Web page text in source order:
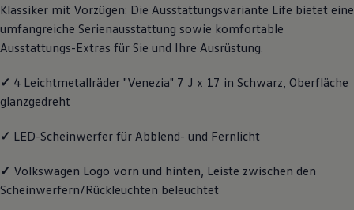
Updates für Software, Karten und Radio
Über Ihr Auto
Vorgängermodelle
Warn- und Kontrollleuchten
Live Beratung
Magazin
Transport
Familie
Klassiker mit Vorzügen: Die Ausstattungsvariante Life bietet eine
umfangreiche Serienausstattung sowie komfortable
Ausstattungs-Extras für Sie und Ihre Ausrüstung.
✓ 4 Leichtmetallräder "Venezia" 7 J x 17 in Schwarz, Oberfläche
glanzgedreht
✓ LED-Scheinwerfer für Abblend- und Fernlicht
✓ Volkswagen Logo vorn und hinten, Leiste zwischen den
Scheinwerfern/Rückleuchten beleuchtet